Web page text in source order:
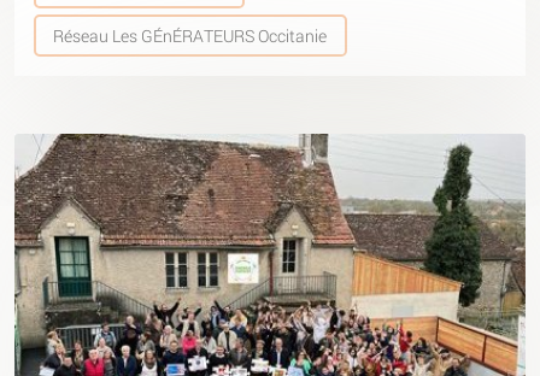
Réseau Les GÉnÉRATEURS Occitanie